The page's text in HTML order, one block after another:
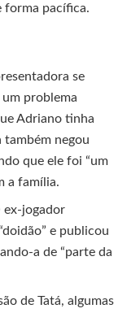
forma pacífica.
se
problema
Adriano tinha
também negou
que ele foi “um
a família.
ex-jogador
e publicou
a de “parte da
de Tatá, algumas